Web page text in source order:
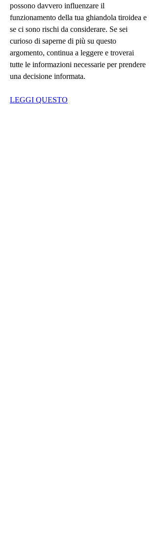
possono davvero influenzare il
funzionamento della tua ghiandola tiroidea e
se ci sono rischi da considerare. Se sei
curioso di saperne di più su questo
argomento, continua a leggere e troverai
tutte le informazioni necessarie per prendere
una decisione informata.
LEGGI QUESTO